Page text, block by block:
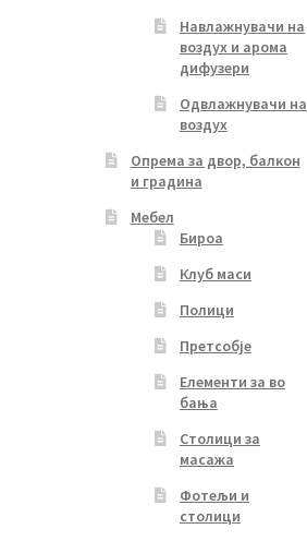
Навлажнувачи на
воздух и арома
дифузери
Одвлажнувачи на
воздух
Опрема за двор, балкон
и градина
Мебел
Бироа
Клуб маси
Полици
Претсобје
Елементи за во
бања
Столици за
масажа
Фотељи и
столици